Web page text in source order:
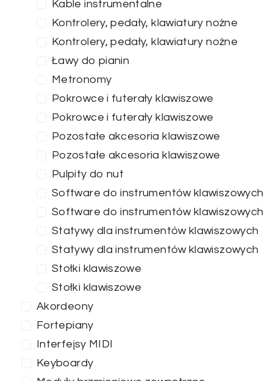
Kable instrumentalne
Kontrolery, pedały, klawiatury nożne
Kontrolery, pedały, klawiatury nożne
Ławy do pianin
Metronomy
Pokrowce i futerały klawiszowe
Pokrowce i futerały klawiszowe
Pozostałe akcesoria klawiszowe
Pozostałe akcesoria klawiszowe
Pulpity do nut
Software do instrumentów klawiszowych
Software do instrumentów klawiszowych
Statywy dla instrumentów klawiszowych
Statywy dla instrumentów klawiszowych
Stołki klawiszowe
Stołki klawiszowe
Akordeony
Fortepiany
Interfejsy MIDI
Keyboardy